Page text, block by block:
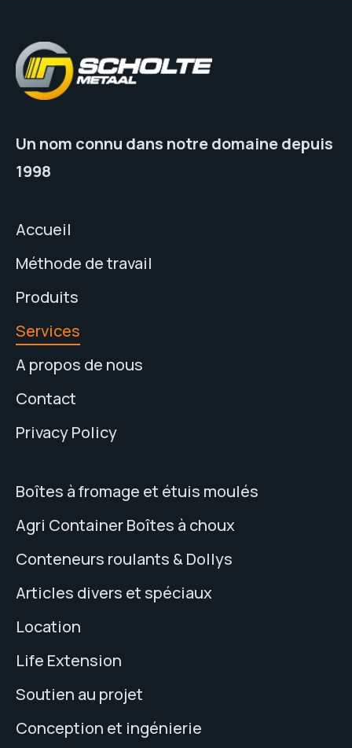
Un nom connu dans notre domaine depuis
1998
Accueil
Méthode de travail
Produits
Services
A propos de nous
Contact
Privacy Policy
Boîtes à fromage et étuis moulés
Agri Container Boîtes à choux
Conteneurs roulants & Dollys
Articles divers et spéciaux
Location
Life Extension
Soutien au projet
Conception et ingénierie